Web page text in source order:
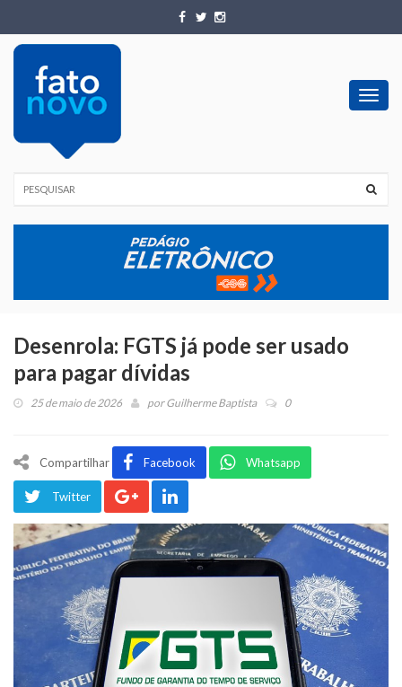
Desenrola: FGTS já pode ser usado
para pagar dívidas
25 de maio de 2026 porGuilherme Baptista 0
Compartilhar Facebook Whatsapp
Twitter